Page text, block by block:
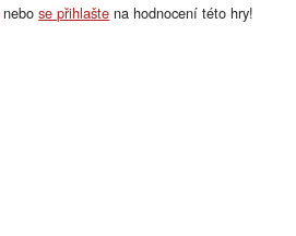
nebose přihlašte na hodnocení této hry!